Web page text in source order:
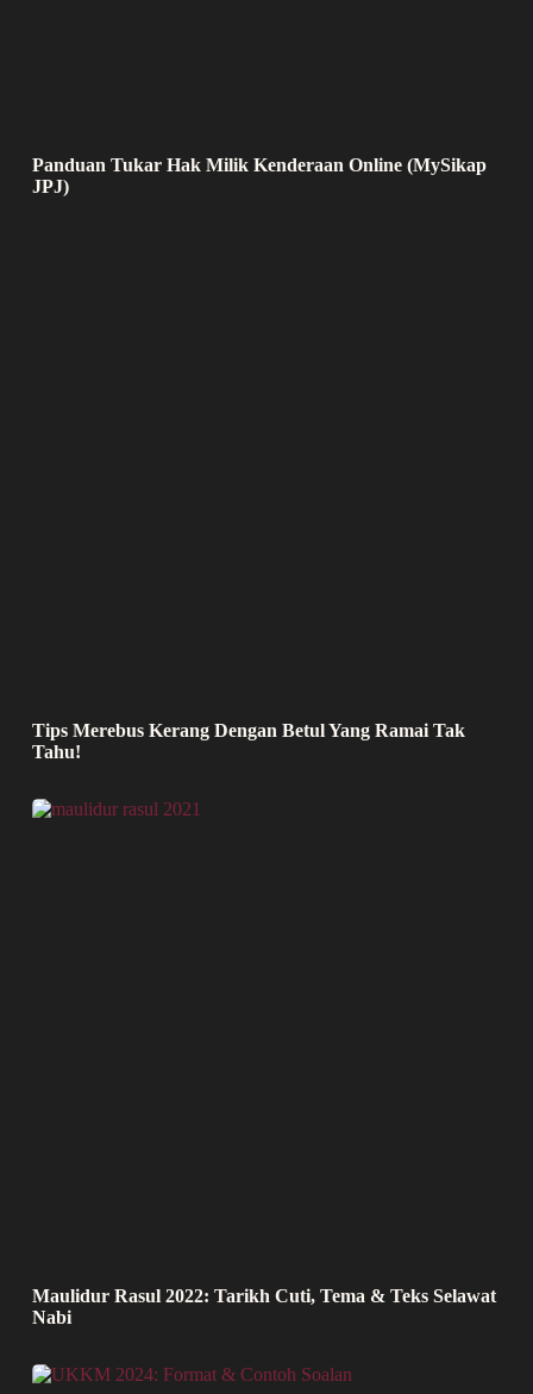
Panduan Tukar Hak Milik Kenderaan Online (MySikap
JPJ)
Tips Merebus Kerang Dengan Betul Yang Ramai Tak
Tahu!
Maulidur Rasul 2022: Tarikh Cuti, Tema & Teks Selawat
Nabi